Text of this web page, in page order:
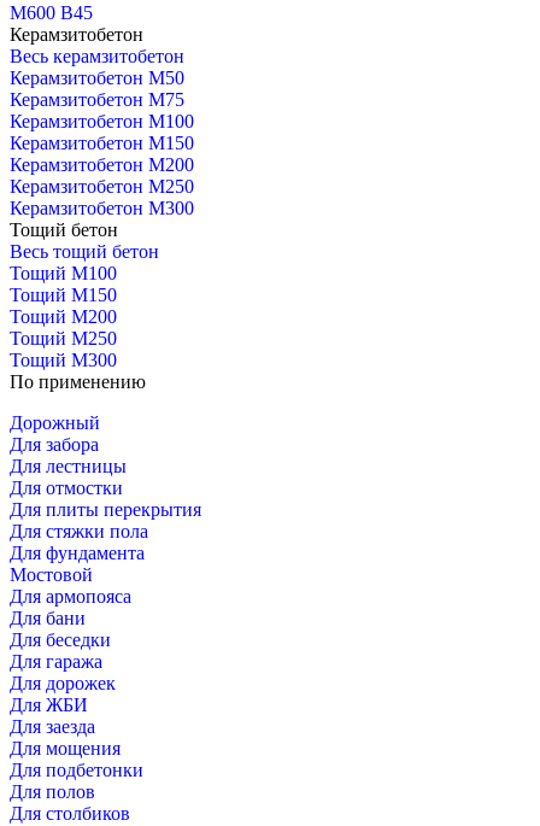
М600 В45
Керамзитобетон
Весь керамзитобетон
Керамзитобетон М50
Керамзитобетон М75
Керамзитобетон М100
Керамзитобетон М150
Керамзитобетон М200
Керамзитобетон М250
Керамзитобетон М300
Тощий бетон
Весь тощий бетон
Тощий М100
Тощий М150
Тощий М200
Тощий М250
Тощий М300
По применению
Дорожный
Для забора
Для лестницы
Для отмостки
Для плиты перекрытия
Для стяжки пола
Для фундамента
Мостовой
Для армопояса
Для бани
Для беседки
Для гаража
Для дорожек
Для ЖБИ
Для заезда
Для мощения
Для подбетонки
Для полов
Для столбиков